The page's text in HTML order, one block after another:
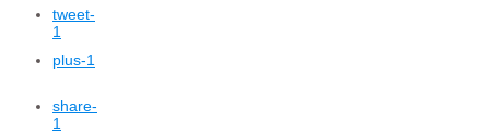
tweet-
1
plus-1
share-
1